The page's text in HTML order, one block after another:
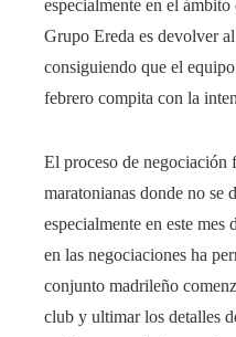
especialmente en el
Grupo Ereda es devolver
consiguiendo que el
febrero compita con la
El proceso de negociación
maratonianas donde no se
especialmente en este
en las negociaciones ha
conjunto madrileño
club y ultimar los detalles